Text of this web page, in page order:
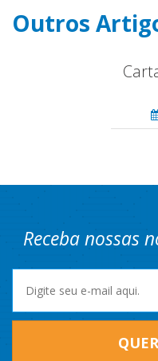
Outros
Receba nossas